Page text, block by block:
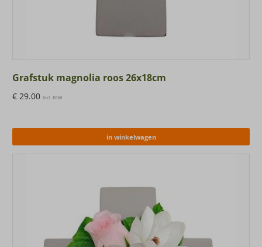
Grafstuk magnolia roos 26x18cm
€ 29.00 Incl. BTW
in winkelwagen